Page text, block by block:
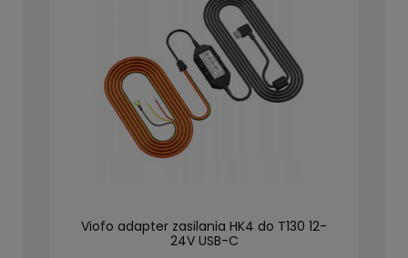
Viofo adapter zasilania HK4 do T130 12-
24V USB-C